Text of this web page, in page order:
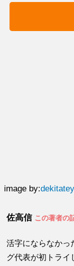
image by:
佐高信 この著者の
活字にならなかっ
グ代表が初トライ